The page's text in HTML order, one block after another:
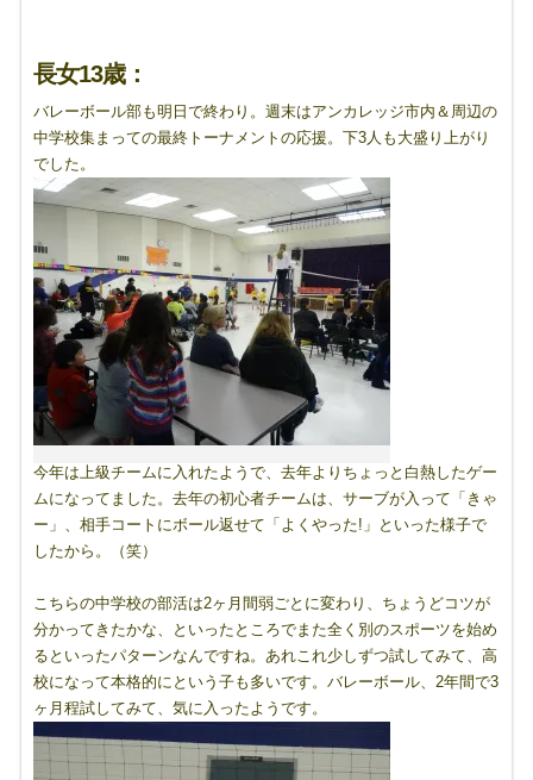
長女13歳：
バレーボール部も明日で終わり。週末はアンカレッジ市内＆周辺の
中学校集まっての最終トーナメントの応援。下3人も大盛り上がり
でした。
今年は上級チームに入れたようで、去年よりちょっと白熱したゲー
ムになってました。去年の初心者チームは、サーブが入って「きゃ
ー」、相手コートにボール返せて「よくやった!」といった様子で
したから。（笑）
こちらの中学校の部活は2ヶ月間弱ごとに変わり、ちょうどコツが
分かってきたかな、といったところでまた全く別のスポーツを始め
るといったパターンなんですね。あれこれ少しずつ試してみて、高
校になって本格的にという子も多いです。バレーボール、2年間で3
ヶ月程試してみて、気に入ったようです。